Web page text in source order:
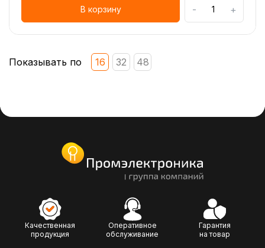
В корзину - +
Показывать по 16 32 48
Качественная
продукция
Оперативное
обслуживание
Гарантия
на товар